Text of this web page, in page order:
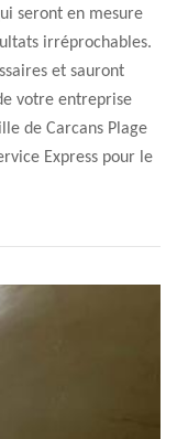
seront en mesure
irréprochables.
et sauront
votre entreprise
de Carcans Plage
Express pour le